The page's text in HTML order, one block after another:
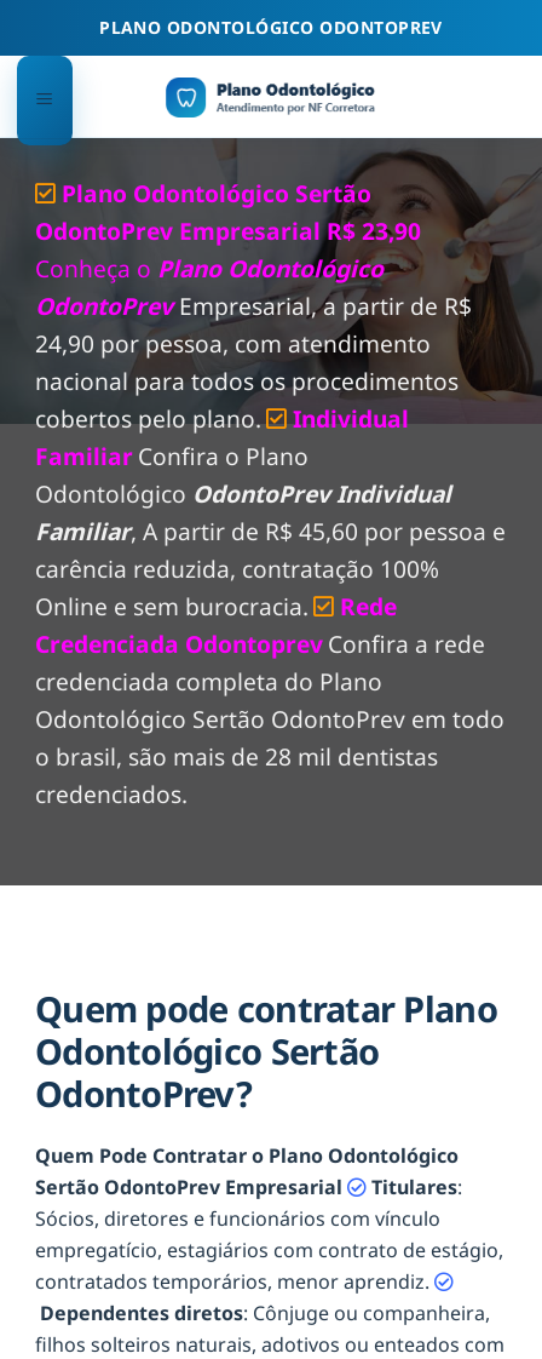
PLANO ODONTOLÓGICO ODONTOPREV
Plano Odontológico Sertão
OdontoPrev Empresarial R$ 23,90
Conheça o Plano Odontológico
OdontoPrev Empresarial, a partir de R$
24,90 por pessoa, com atendimento
nacional para todos os procedimentos
cobertos pelo plano.
Individual
FamiliarConfira o Plano
Odontológico OdontoPrev Individual
Familiar, A partir de R$ 45,60 por pessoa e
carência reduzida, contratação 100%
Online e sem burocracia.
Rede
Credenciada OdontoprevConfira a rede
credenciada completa do Plano
Odontológico Sertão OdontoPrev em todo
o brasil, são mais de 28 mil dentistas
credenciados.
Quem pode contratar Plano
Odontológico Sertão
OdontoPrev?
Quem Pode Contratar o Plano Odontológico
Sertão OdontoPrev Empresarial
Titulares:
Sócios, diretores e funcionários com vínculo
empregatício, estagiários com contrato de estágio,
contratados temporários, menor aprendiz.
Dependentes diretos: Cônjuge ou companheira,
filhos solteiros naturais, adotivos ou enteados com